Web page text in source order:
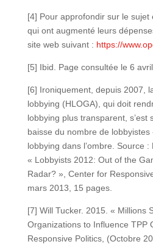
[4] Pour approfondir sur le sujet
qui ont augmenté leurs
site web suivant : https://
[5] Ibid. Page consultée le 6
[6] Ironiquement, depuis 2007,
lobbying (HLOGA), qui doit
lobbying plus transparent, s’est
baisse du nombre de lobbyistes
lobbying dans l’ombre. Source :
« Lobbyists 2012: Out of the
Radar? », Center for
mars 2013, 15 pages.
[7] Will Tucker. 2015. « Millions
Organizations to Influence TPP
Responsive Politics, (Octobre